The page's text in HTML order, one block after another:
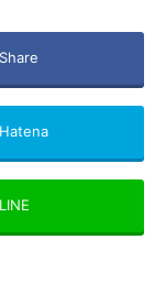
Share
Hatena
LINE